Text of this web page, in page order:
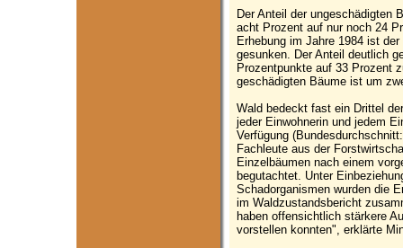
Der Anteil der ungeschädigten
acht Prozent auf nur noch 24
Erhebung im Jahre 1984 ist
gesunken. Der Anteil deutlich
Prozentpunkte auf 33 Prozent
geschädigten Bäume ist um
Wald bedeckt fast ein Drittel
jeder Einwohnerin und jedem
Verfügung
Fachleute aus der
Einzelbäumen nach einem
begutachtet. Unter
Schadorganismen wurden die
im Waldzustandsbericht
haben offensichtlich stärkere
vorstellen konnten", erklärte